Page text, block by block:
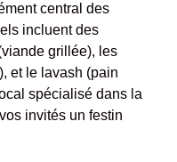
central des
incluent des
grillée), les
et le lavash (pain
spécialisé dans la
invités un festin